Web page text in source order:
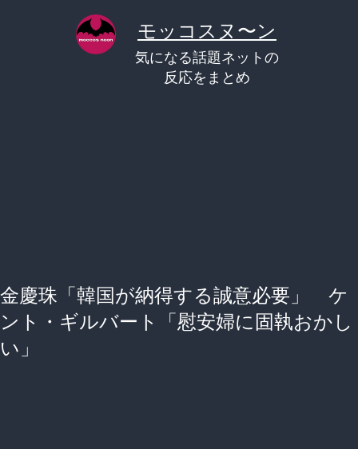
モッコスヌ〜ン
気になる話題ネットの
反応をまとめ
金慶珠「韓国が納得する誠意必要」 ケ
ント・ギルバート「慰安婦に固執おかし
い」